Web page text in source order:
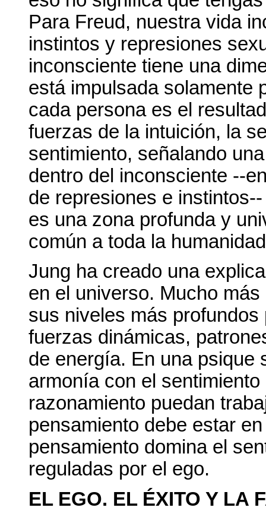
Para Freud, nuestra vida
instintos y represiones
inconsciente tiene una
está impulsada solamente
cada persona es el
fuerzas de la intuición, la
sentimiento, señalando
dentro del inconsciente --
de represiones e
es una zona profunda y
común a toda la
Jung ha creado una
en el universo. Mucho
sus niveles más
fuerzas dinámicas,
de energía. En una psique
armonía con el
razonamiento puedan
pensamiento debe estar
pensamiento domina el
reguladas por el ego.
EL EGO. EL ÉXITO Y LA